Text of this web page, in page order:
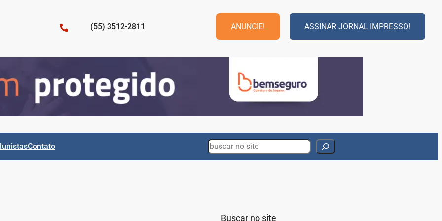
(55) 3512-2811 ANUNCIE! ASSINAR JORNAL IMPRESSO!
Contato Search
Buscar no site